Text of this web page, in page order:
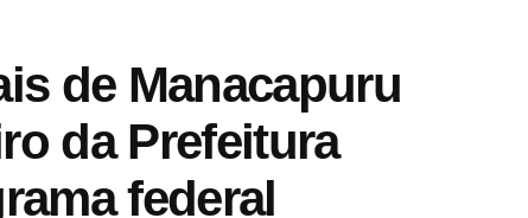
de Manacapuru
da Prefeitura
federal